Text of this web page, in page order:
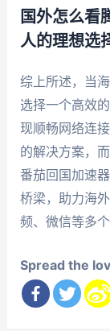
国外怎么看
人的理想选
综上所述，当
选择一个高效
现顺畅网络连
的解决方案，
番茄回国加速
桥梁，助力海
频、微信等多
Spread the